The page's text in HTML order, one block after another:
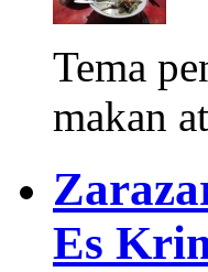
Tema
makan
Es